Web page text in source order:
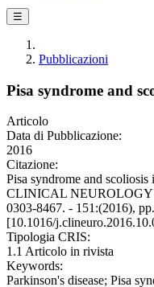
☰
Pubblicazioni
Pisa syndrome and
Articolo
Data di Pubblicazione:
2016
Citazione:
Pisa syndrome and scoliosis
CLINICAL NEUROLOGY
0303-8467. - 151:(2016),
[10.1016/
Tipologia CRIS:
1.1 Articolo in rivista
Keywords:
Parkinson's disease; Pisa